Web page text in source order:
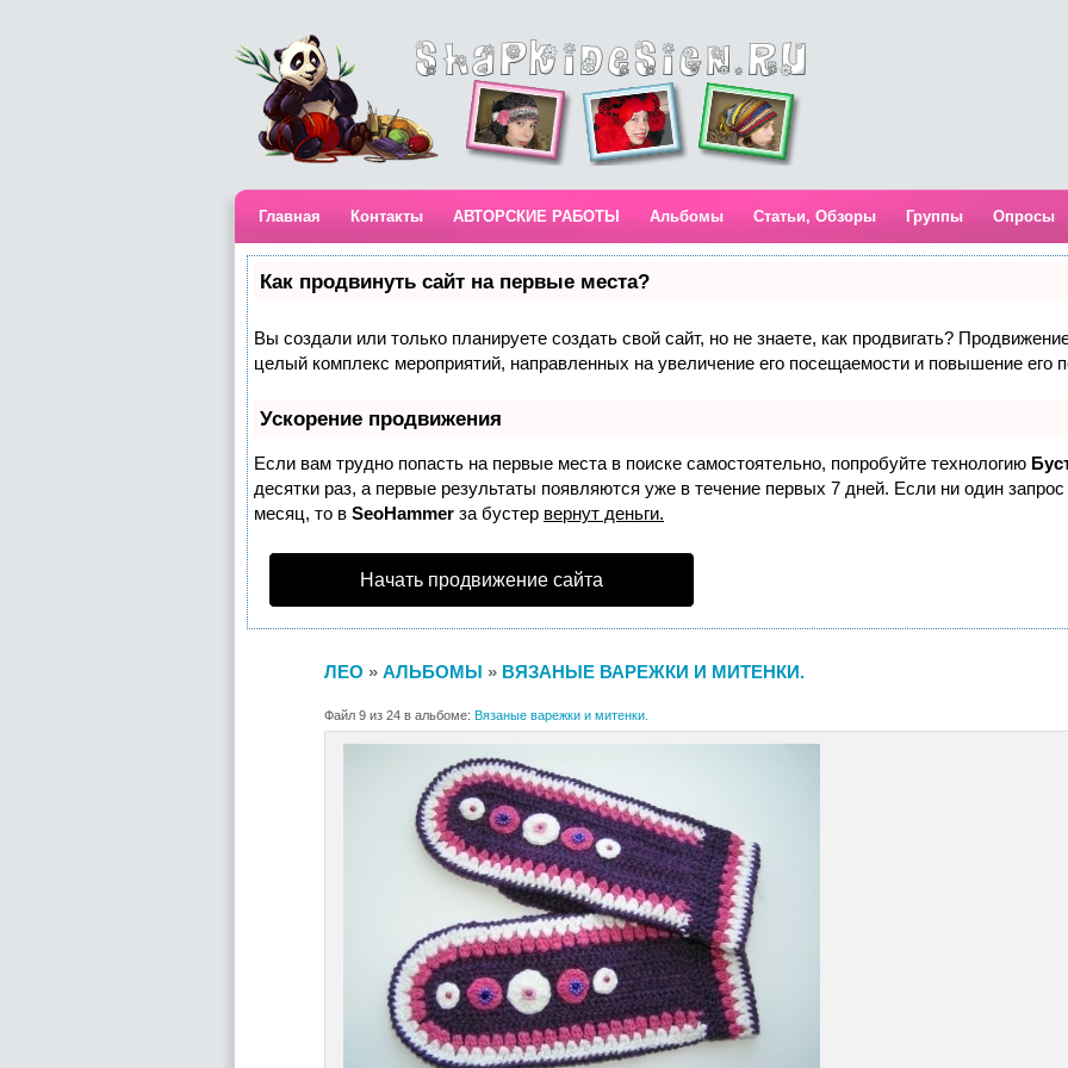
Главная Контакты АВТОРСКИЕ РАБОТЫ Альбомы Статьи, Обзоры Группы Опросы
Как продвинуть сайт на первые места?
Вы создали или только планируете создать свой сайт, но не знаете, как продвигать?
целый комплекс мероприятий, направленных на увеличение его посещаемости и повышение его
Ускорение продвижения
Если вам трудно попасть на первые места в поиске самостоятельно, попробуйте технологию
десятки раз, а первые результаты появляются уже в течение первых 7 дней. Если ни один
месяц, то в SeoHammer за бустер вернут деньги.
Начать продвижение сайта
ЛЕО » АЛЬБОМЫ » ВЯЗАНЫЕ ВАРЕЖКИ И МИТЕНКИ.
Файл 9 из 24 в альбоме: Вязаные варежки и митенки.